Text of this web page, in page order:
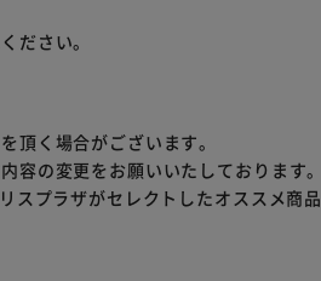
ださい。
頂く場合がございます。
容の変更をお願いいたしております。
スプラザがセレクトしたオススメ商品